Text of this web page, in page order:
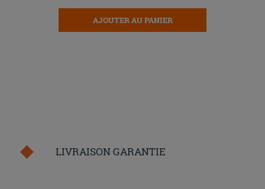
AJOUTER AU PANIER
LIVRAISON GARANTIE